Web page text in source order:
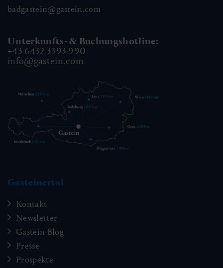
badgastein@gastein.com
Unterkunfts- & Buchungshotline:
+43 6432 3393 990
info@gastein.com
Gasteinertal
Kontakt
Newsletter
Gastein Blog
Presse
Prospekte